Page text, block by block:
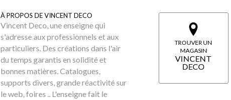
À PROPOS DE VINCENT DECO
Vincent Deco, une enseigne qui
s'adresse aux professionnels et aux
particuliers. Des créations dans l'air
du temps garantis en solidité et
bonnes matières. Catalogues,
supports divers, grande réactivité sur
le web, foires .. L'enseigne fait le
TROUVER UN
MAGASIN
VINCENT
DECO